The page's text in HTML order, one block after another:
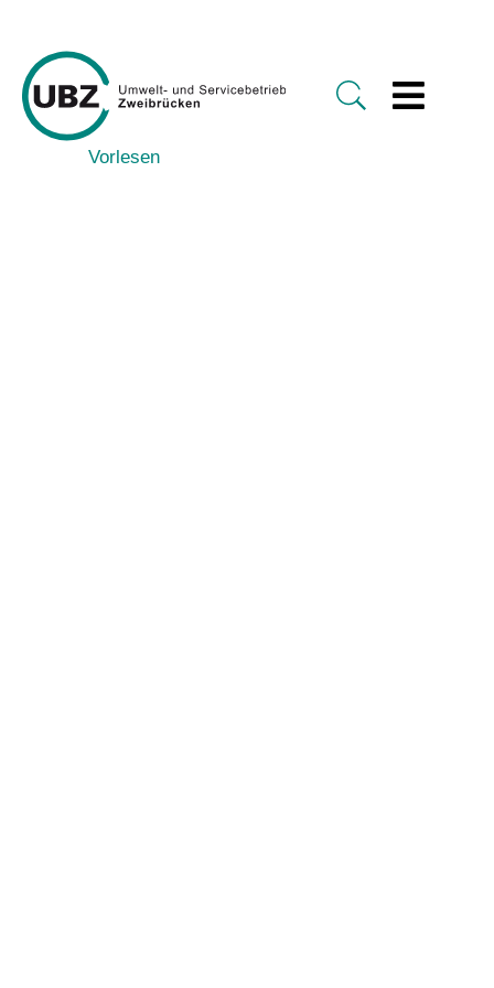
Vorlesen